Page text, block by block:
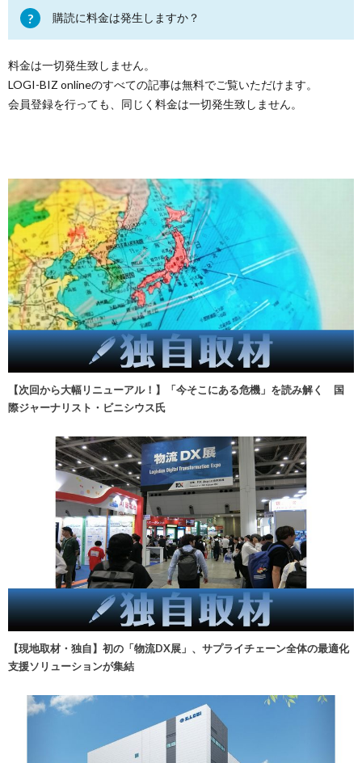
購読に料金は発生しますか？
料金は一切発生致しません。
LOGI-BIZ onlineのすべての記事は無料でご覧いただけます。
会員登録を行っても、同じく料金は一切発生致しません。
【次回から大幅リニューアル！】「今そこにある危機」を読み解く 国
際ジャーナリスト・ビニシウス氏
【現地取材・独自】初の「物流DX展」、サプライチェーン全体の最適化
支援ソリューションが集結